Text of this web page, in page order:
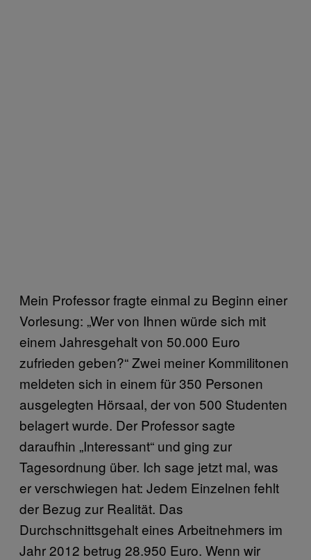
Mein Professor fragte einmal zu Beginn einer
Vorlesung: „Wer von Ihnen würde sich mit
einem Jahresgehalt von 50.000 Euro
zufrieden geben?“ Zwei meiner Kommilitonen
meldeten sich in einem für 350 Personen
ausgelegten Hörsaal, der von 500 Studenten
belagert wurde. Der Professor sagte
daraufhin „Interessant“ und ging zur
Tagesordnung über. Ich sage jetzt mal, was
er verschwiegen hat: Jedem Einzelnen fehlt
der Bezug zur Realität. Das
Durchschnittsgehalt eines Arbeitnehmers im
Jahr 2012 betrug 28.950 Euro. Wenn wir